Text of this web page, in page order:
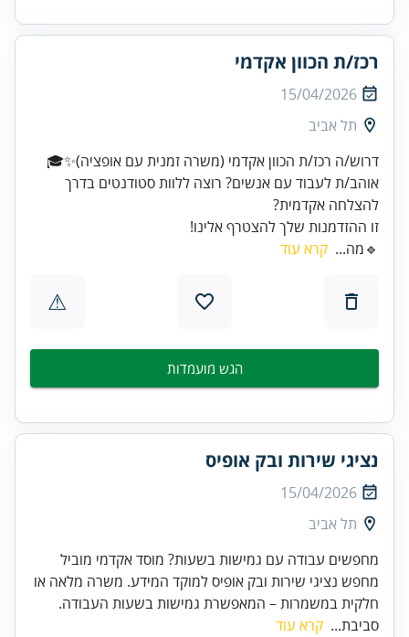
רכז/ת הכוון אקדמי
15/04/2026
תל אביב
אוהב/ת לעבוד עם אנשים? רוצה ללוות סטודנטים בדרך
זו ההזדמנות שלך להצטרף אלינו!
🔹מה... קרא עוד
⚠
הגש מועמדות
נציגי שירות ובק אופיס
15/04/2026
תל אביב
מחפשים עבודה עם גמישות בשעות? מוסד אקדמי מוביל
מחפש נציגי שירות ובק אופיס למוקד המידע. משרה מלאה או
חלקית במשמרות – המאפשרת גמישות בשעות העבודה.
סביבת... קרא עוד